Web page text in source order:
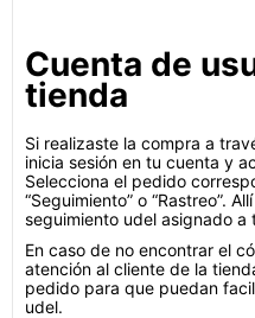
Cuenta de
tienda
Si realizaste la compra a
inicia sesión en tu cuenta y
Selecciona el pedido
“Seguimiento” o “Rastreo”.
seguimiento udel asignado a
En caso de no encontrar el
atención al cliente de la
pedido para que puedan
udel.